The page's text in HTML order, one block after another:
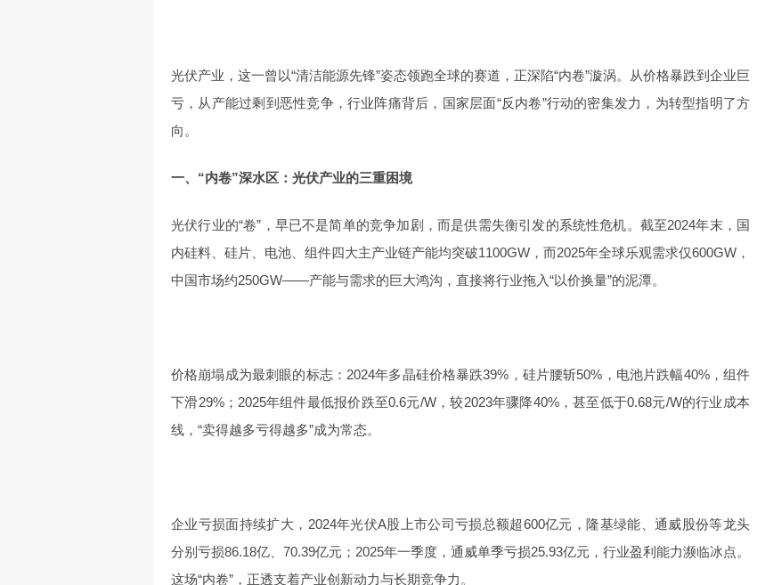
光伏产业，这一曾以“清洁能源先锋”姿态领跑全球的赛道，正深陷“内卷”漩涡。从价格暴跌到企业巨
亏，从产能过剩到恶性竞争，行业阵痛背后，国家层面“反内卷”行动的密集发力，为转型指明了方
向。
一、“内卷”深水区：光伏产业的三重困境
光伏行业的“卷”，早已不是简单的竞争加剧，而是供需失衡引发的系统性危机。截至2024年末，国
内硅料、硅片、电池、组件四大主产业链产能均突破1100GW，而2025年全球乐观需求仅600GW，
中国市场约250GW——产能与需求的巨大鸿沟，直接将行业拖入“以价换量”的泥潭。
价格崩塌成为最刺眼的标志：2024年多晶硅价格暴跌39%，硅片腰斩50%，电池片跌幅40%，组件
下滑29%；2025年组件最低报价跌至0.6元/W，较2023年骤降40%，甚至低于0.68元/W的行业成本
线，“卖得越多亏得越多”成为常态。
企业亏损面持续扩大，2024年光伏A股上市公司亏损总额超600亿元，隆基绿能、通威股份等龙头
分别亏损86.18亿、70.39亿元；2025年一季度，通威单季亏损25.93亿元，行业盈利能力濒临冰点。
这场“内卷”，正透支着产业创新动力与长期竞争力。